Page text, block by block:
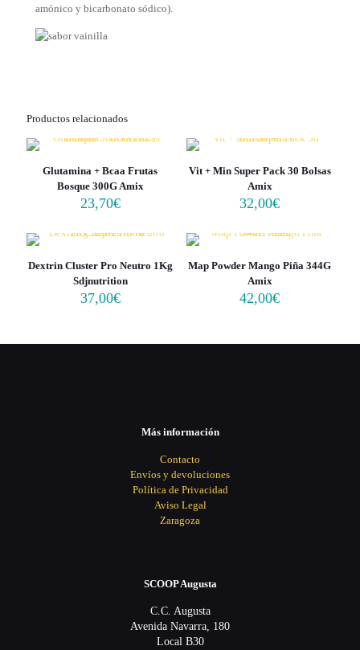
amónico y bicarbonato sódico).
Productos relacionados
Glutamina + Bcaa Frutas
Bosque 300G Amix
23,70€
Vit + Min Super Pack 30 Bolsas
Amix
32,00€
Dextrin Cluster Pro Neutro 1Kg
Sdjnutrition
37,00€
Map Powder Mango Piña 344G
Amix
42,00€
Más información
Contacto
Envíos y devoluciones
Política de Privacidad
Aviso Legal
Zaragoza
SCOOP Augusta
C.C. Augusta
Avenida Navarra, 180
Local B30